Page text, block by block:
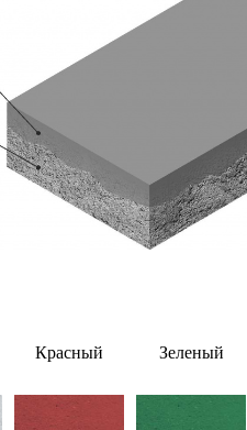
Красный Зеленый